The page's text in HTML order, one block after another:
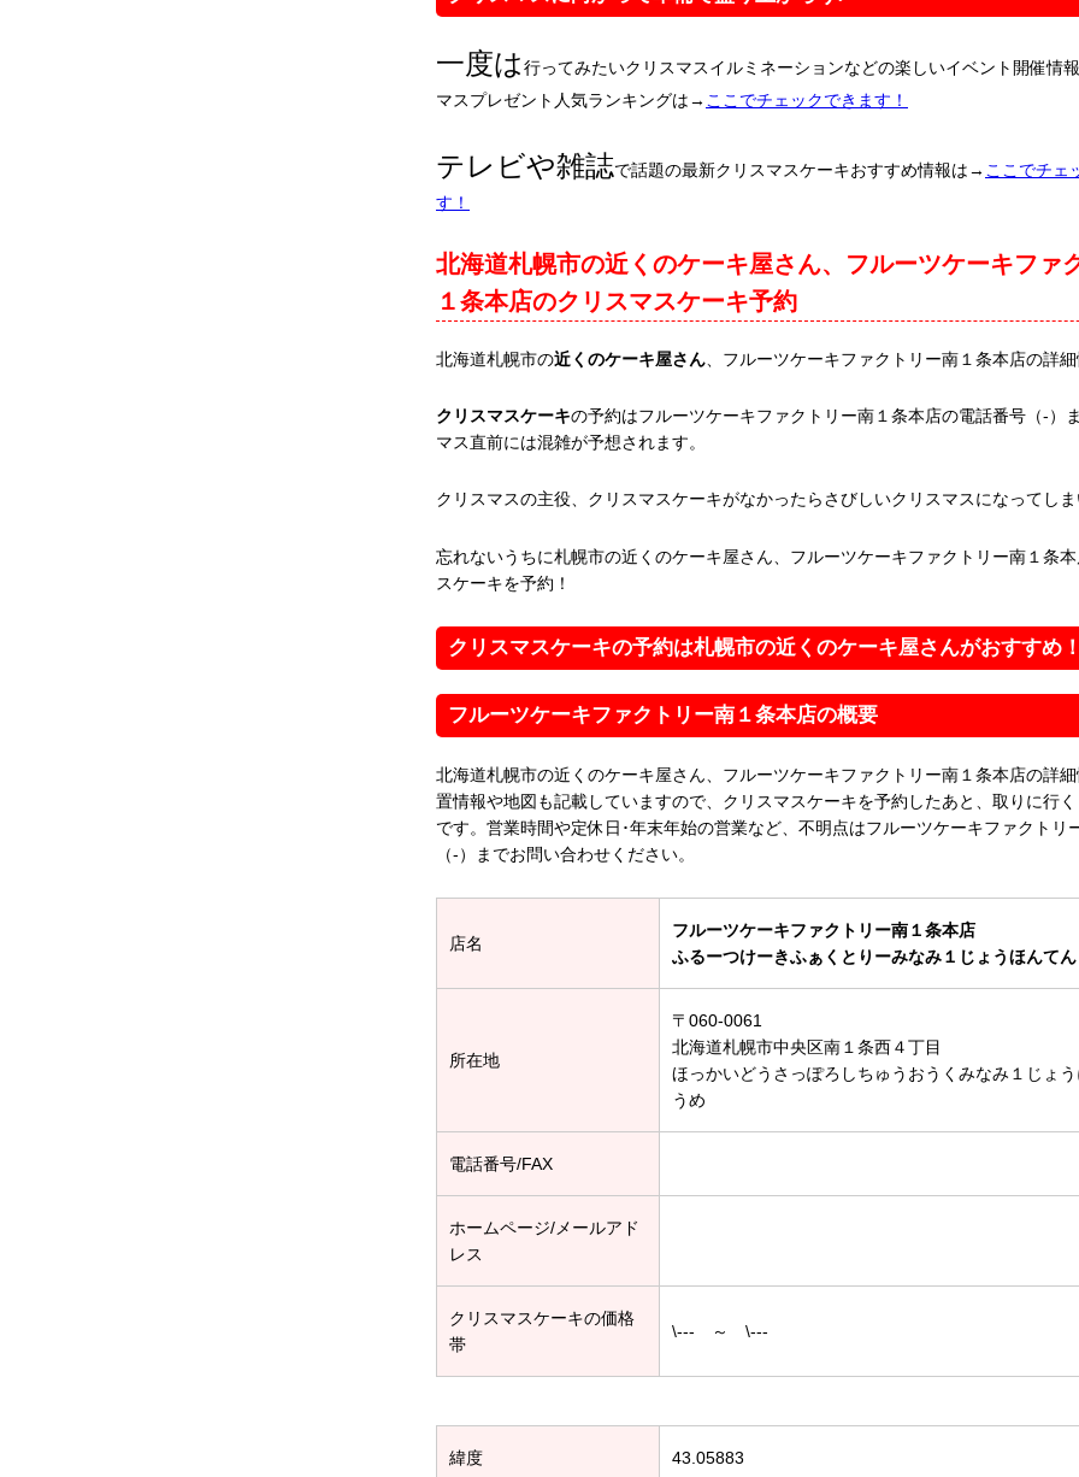
一度は行ってみたいクリスマスイルミネーションなどの楽しいイベント開催情
マスプレゼント人気ランキングは→ ここでチェックできます！
テレビや雑誌で話題の最新クリスマスケーキおすすめ情報は→ ここでチェ
す！
北海道札幌市の近くのケーキ屋さん、フルーツケーキファ
１条本店のクリスマスケーキ予約
北海道札幌市の近くのケーキ屋さん 、フルーツケーキファクトリー南１条本店の詳
クリスマスケーキの予約はフルーツケーキファクトリー南１条本店の電話番号（-）
マス直前には混雑が予想されます。
クリスマスの主役、クリスマスケーキがなかったらさびしいクリスマスになってし
忘れないうちに札幌市の近くのケーキ屋さん、フルーツケーキファクトリー南１条
スケーキを予約！
クリスマスケーキの予約は札幌市の近くのケーキ屋さんがおすすめ
フルーツケーキファクトリー南１条本店の概要
北海道札幌市の近くのケーキ屋さん、フルーツケーキファクトリー南１条本店の詳
置情報や地図も記載していますので、クリスマスケーキを予約したあと、取りに行
です。営業時間や定休日･年末年始の営業など、不明点はフルーツケーキファクトリ
（-）までお問い合わせください。
店名
フルーツケーキファクトリー南１条本店
ふるーつけーきふぁくとりーみなみ１じょうほんてん
所在地
〒060-0061
北海道札幌市中央区南１条西４丁目
ほっかいどうさっぽろしちゅうおうくみなみ１じょ
うめ
電話番号/FAX
ホームページ/メールアド
レス
クリスマスケーキの価格
帯
\--- ～ \---
緯度 43.05883